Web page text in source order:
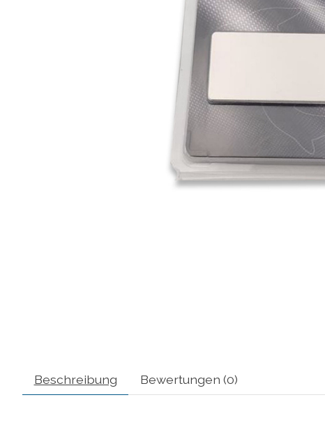
Beschreibung Bewertungen (0)